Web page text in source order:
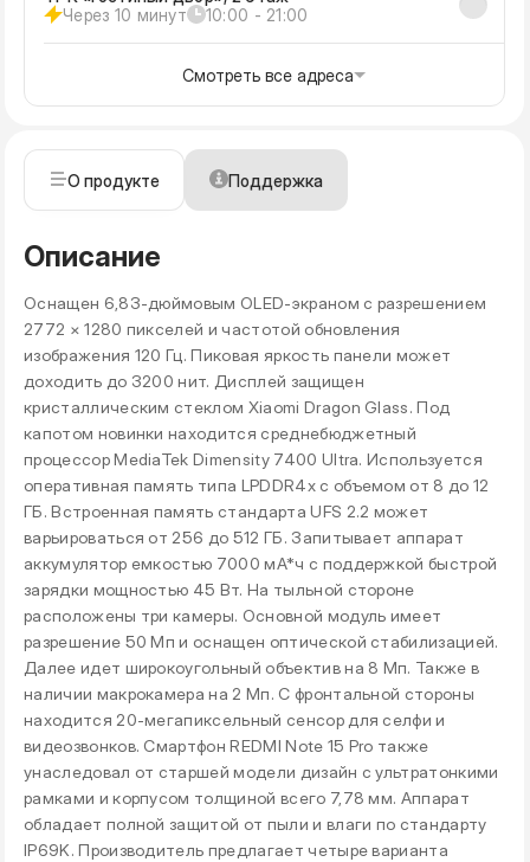
Через 10 минут
10:00 - 21:00
Смотреть все адреса
О продукте Поддержка
Описание
Оснащен 6,83-дюймовым OLED-экраном с разрешением
2772 × 1280 пикселей и частотой обновления
изображения 120 Гц. Пиковая яркость панели может
доходить до 3200 нит. Дисплей защищен
кристаллическим стеклом Xiaomi Dragon Glass. Под
капотом новинки находится среднебюджетный
процессор MediaTek Dimensity 7400 Ultra. Используется
оперативная память типа LPDDR4x с объемом от 8 до 12
ГБ. Встроенная память стандарта UFS 2.2 может
варьироваться от 256 до 512 ГБ. Запитывает аппарат
аккумулятор емкостью 7000 мА*ч с поддержкой быстрой
зарядки мощностью 45 Вт. На тыльной стороне
расположены три камеры. Основной модуль имеет
разрешение 50 Мп и оснащен оптической стабилизацией.
Далее идет широкоугольный объектив на 8 Мп. Также в
наличии макрокамера на 2 Мп. С фронтальной стороны
находится 20-мегапиксельный сенсор для селфи и
видеозвонков. Смартфон REDMI Note 15 Pro также
унаследовал от старшей модели дизайн с ультратонкими
рамками и корпусом толщиной всего 7,78 мм. Аппарат
обладает полной защитой от пыли и влаги по стандарту
IP69K. Производитель предлагает четыре варианта